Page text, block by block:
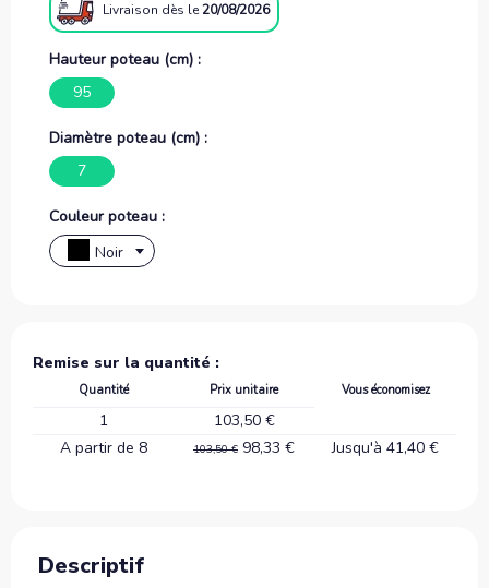
Livraison dès le20/08/2026
Hauteur poteau (cm) :
95
Diamètre poteau (cm) :
7
Couleur poteau :
Noir
Remise sur la quantité :
Quantité Prix unitaire Vous économisez
1
103,50 €
A partir de 8
103,50 € 98,33 € Jusqu'à 41,40 €
Descriptif